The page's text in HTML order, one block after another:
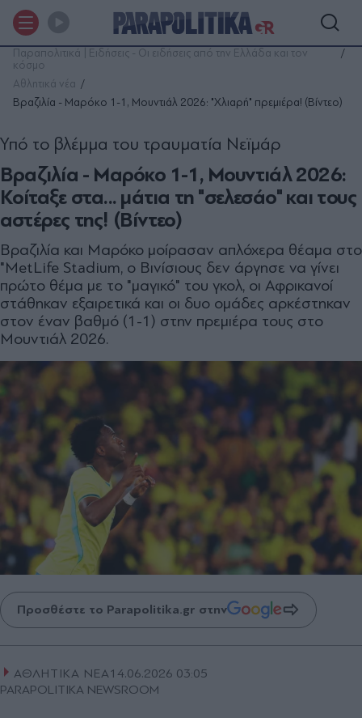
Παραπολιτικά | Ειδήσεις - Οι ειδήσεις από την Ελλάδα και τον
κόσμο
Αθλητικά νέα
Βραζιλία - Μαρόκο 1-1, Μουντιάλ 2026: "Χλιαρή" πρεμιέρα! (Βίντεο)
Βραζιλία - Μαρόκο 1-1, Μουντιάλ 2026:
Κοίταξε στα... μάτια τη "σελεσάο" και τους
αστέρες της! (Βίντεο)
Υπό το βλέμμα του τραυματία Νεϊμάρ
Βραζιλία και Μαρόκο μοίρασαν απλόχερα θέαμα στο
"MetLife Stadium, ο Βινίσιους δεν άργησε να γίνει
πρώτο θέμα με το "μαγικό" του γκολ, οι Αφρικανοί
στάθηκαν εξαιρετικά και οι δυο ομάδες αρκέστηκαν
στον έναν βαθμό (1-1) στην πρεμιέρα τους στο
Μουντιάλ 2026.
Προσθέστε το Parapolitika.gr στην
ΑΘΛΗΤΙΚΑ ΝΕΑ14.06.2026 03:05
PARAPOLITIKA NEWSROOM